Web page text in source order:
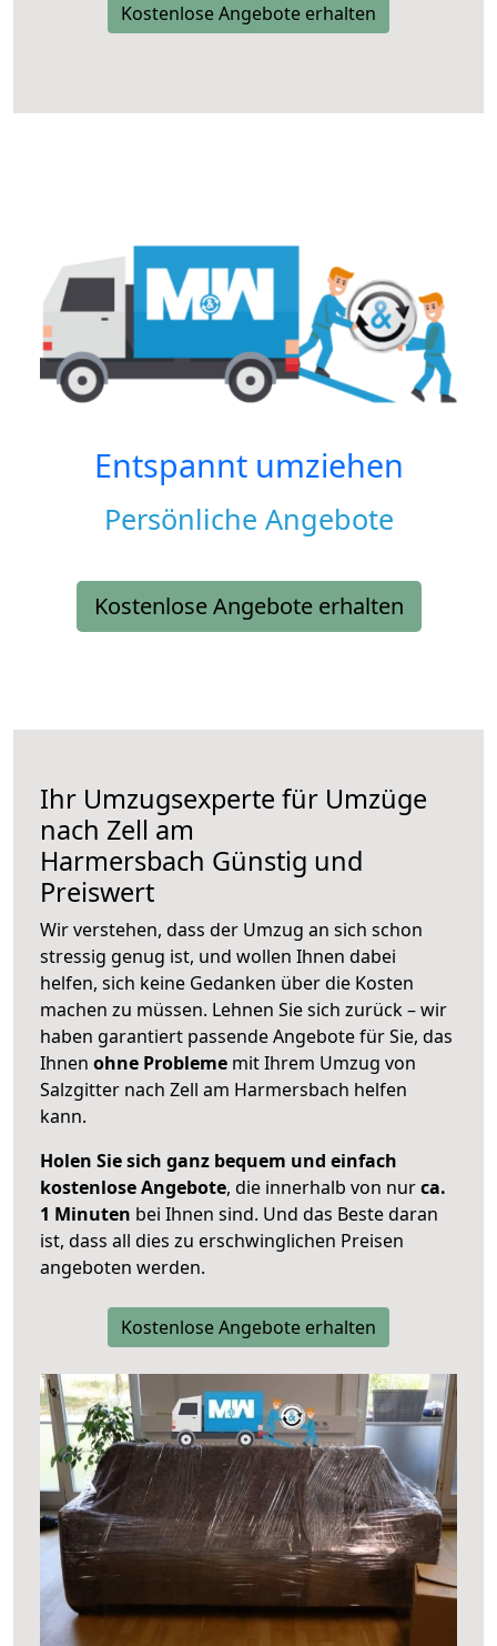
Kostenlose Angebote erhalten
Entspannt umziehen
Persönliche Angebote
Kostenlose Angebote erhalten
Ihr Umzugsexperte für Umzüge
nach Zell am
Harmersbach Günstig und
Preiswert
Wir verstehen, dass der Umzug an sich schon
stressig genug ist, und wollen Ihnen dabei
helfen, sich keine Gedanken über die Kosten
machen zu müssen. Lehnen Sie sich zurück – wir
haben garantiert passende Angebote für Sie, das
Ihnen ohne Probleme mit Ihrem Umzug von
Salzgitter nach Zell am Harmersbach helfen
kann.
Holen Sie sich ganz bequem und einfach
kostenlose Angebote, die innerhalb von nurca.
1 Minuten bei Ihnen sind. Und das Beste daran
ist, dass all dies zu erschwinglichen Preisen
angeboten werden.
Kostenlose Angebote erhalten